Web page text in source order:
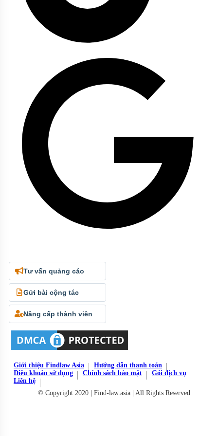
Tư vấn quảng cáo
Gửi bài cộng tác
Nâng cấp thành viên
Giới thiệu Findlaw Asia
Hướng dẫn thanh toán
Điều khoản sử dụng
Chính sách bảo mật
Gói dịch vụ
Liên hệ
© Copyright 2020 | Find-law.asia | All Rights Reserved